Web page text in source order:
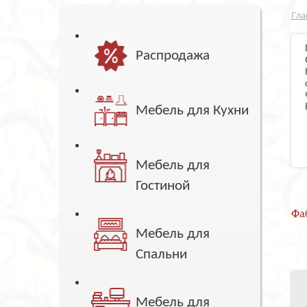
Распродажа
Мебель для Кухни
Мебель для
Гостиной
Мебель для
Спальни
Мебель для